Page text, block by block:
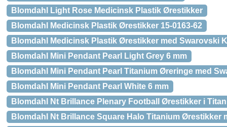
Blomdahl Light Rose Medicinsk Plastik Ørestikker
Blomdahl Medicinsk Plastik Ørestikker 15-0163-62
Blomdahl Medicinsk Plastik Ørestikker med Swarovski
Blomdahl Mini Pendant Pearl Light Grey 6 mm
Blomdahl Mini Pendant Pearl Titanium Øreringe med
Blomdahl Mini Pendant Pearl White 6 mm
Blomdahl Nt Brillance Plenary Football Ørestikker i
Blomdahl Nt Brillance Square Halo Titanium Ørestikker